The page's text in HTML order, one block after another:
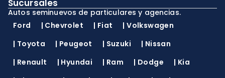
Sucursales
Autos seminuevos de particulares y agencias.
Ford
| Chevrolet | Fiat |Volkswagen
| Toyota | Peugeot | Suzuki | Nissan
| Renault | Hyundai | Ram | Dodge | Kia